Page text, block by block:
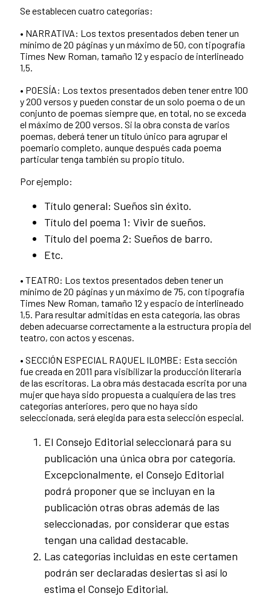
Se establecen cuatro categorías:
• NARRATIVA: Los textos presentados deben tener un
mínimo de 20 páginas y un máximo de 50, con tipografía
Times New Roman, tamaño 12 y espacio de interlineado
1,5.
• POESÍA: Los textos presentados deben tener entre 100
y 200 versos y pueden constar de un solo poema o de un
conjunto de poemas siempre que, en total, no se exceda
el máximo de 200 versos. Si la obra consta de varios
poemas, deberá tener un título único para agrupar el
poemario completo, aunque después cada poema
particular tenga también su propio título.
Por ejemplo:
Título general: Sueños sin éxito.
Título del poema 1: Vivir de sueños.
Título del poema 2: Sueños de barro.
Etc.
• TEATRO: Los textos presentados deben tener un
mínimo de 20 páginas y un máximo de 75, con tipografía
Times New Roman, tamaño 12 y espacio de interlineado
1,5. Para resultar admitidas en esta categoría, las obras
deben adecuarse correctamente a la estructura propia del
teatro, con actos y escenas.
• SECCIÓN ESPECIAL RAQUEL ILOMBE: Esta sección
fue creada en 2011 para visibilizar la producción literaria
de las escritoras. La obra más destacada escrita por una
mujer que haya sido propuesta a cualquiera de las tres
categorías anteriores, pero que no haya sido
seleccionada, será elegida para esta selección especial.
El Consejo Editorial seleccionará para su
publicación una única obra por categoría.
Excepcionalmente, el Consejo Editorial
podrá proponer que se incluyan en la
publicación otras obras además de las
seleccionadas, por considerar que estas
tengan una calidad destacable.
Las categorías incluidas en este certamen
podrán ser declaradas desiertas si así lo
estima el Consejo Editorial.